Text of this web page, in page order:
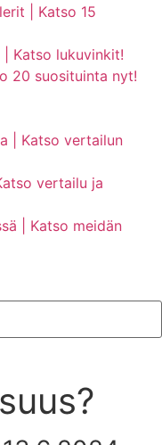
| Katso 15
Katso lukuvinkit!
20 suosituinta nyt!
| Katso vertailun
vertailu ja
| Katso meidän